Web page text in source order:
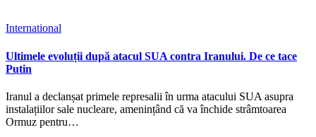
International
Ultimele evoluții după atacul SUA contra Iranului. De ce tace
Putin
Iranul a declanșat primele represalii în urma atacului SUA asupra
instalațiilor sale nucleare, amenințând că va închide strâmtoarea
Ormuz pentru…